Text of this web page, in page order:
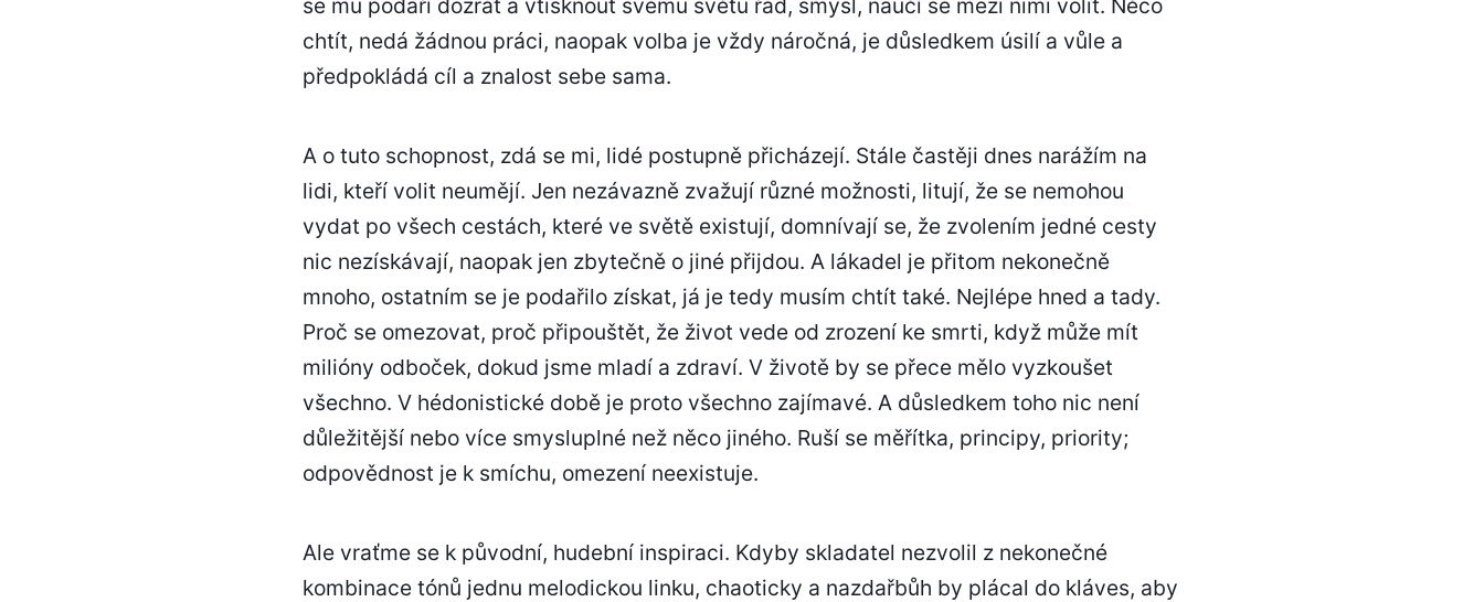
chtít, nedá žádnou práci, naopak volba je vždy náročná, je důsledkem úsilí a vůle a
předpokládá cíl a znalost sebe sama.
A o tuto schopnost, zdá se mi, lidé postupně přicházejí. Stále častěji dnes narážím na
lidi, kteří volit neumějí. Jen nezávazně zvažují různé možnosti, litují, že se nemohou
vydat po všech cestách, které ve světě existují, domnívají se, že zvolením jedné cesty
nic nezískávají, naopak jen zbytečně o jiné přijdou. A lákadel je přitom nekonečně
mnoho, ostatním se je podařilo získat, já je tedy musím chtít také. Nejlépe hned a tady.
Proč se omezovat, proč připouštět, že život vede od zrození ke smrti, když může mít
milióny odboček, dokud jsme mladí a zdraví. V životě by se přece mělo vyzkoušet
všechno. V hédonistické době je proto všechno zajímavé. A důsledkem toho nic není
důležitější nebo více smysluplné než něco jiného. Ruší se měřítka, principy, priority;
odpovědnost je k smíchu, omezení neexistuje.
Ale vraťme se k původní, hudební inspiraci. Kdyby skladatel nezvolil z nekonečné
kombinace tónů jednu melodickou linku, chaoticky a nazdařbůh by plácal do kláves, aby